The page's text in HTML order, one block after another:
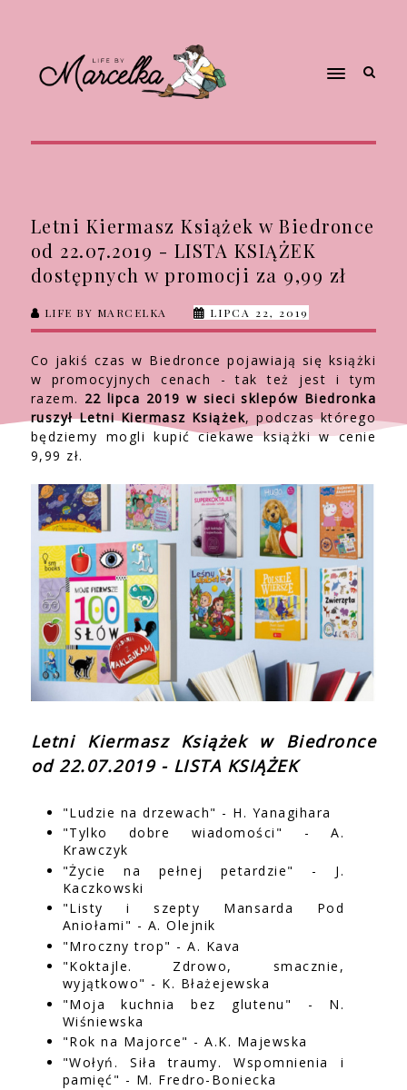
Letni Kiermasz Książek w Biedronce
od 22.07.2019 - LISTA KSIĄŻEK
dostępnych w promocji za 9,99 zł
LIFE BY MARCELKA LIPCA 22, 2019
Co jakiś czas w Biedronce pojawiają się książki
w promocyjnych cenach - tak też jest i tym
razem. 22 lipca 2019 w sieci sklepów Biedronka
ruszył Letni Kiermasz Książek, podczas którego
będziemy mogli kupić ciekawe książki w cenie
9,99 zł.
Letni Kiermasz Książek w Biedronce
od 22.07.2019 - LISTA KSIĄŻEK
"Ludzie na drzewach" - H. Yanagihara
"Tylko dobre wiadomości" - A.
Krawczyk
"Życie na pełnej petardzie" - J.
Kaczkowski
"Listy i szepty Mansarda Pod
Aniołami" - A. Olejnik
"Mroczny trop" - A. Kava
"Koktajle. Zdrowo, smacznie,
wyjątkowo" - K. Błażejewska
"Moja kuchnia bez glutenu" - N.
Wiśniewska
"Rok na Majorce" - A.K. Majewska
"Wołyń. Siła traumy. Wspomnienia i
pamięć" - M. Fredro-Boniecka